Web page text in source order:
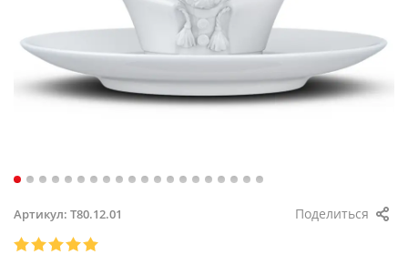
Артикул: T80.12.01 Поделиться